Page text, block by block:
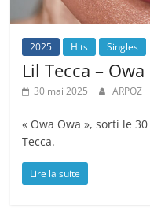
2025 Hits Singles
Lil Tecca – Owa
30 mai 2025 ARPOZ
« Owa Owa », sorti le
Tecca.
Lire la suite